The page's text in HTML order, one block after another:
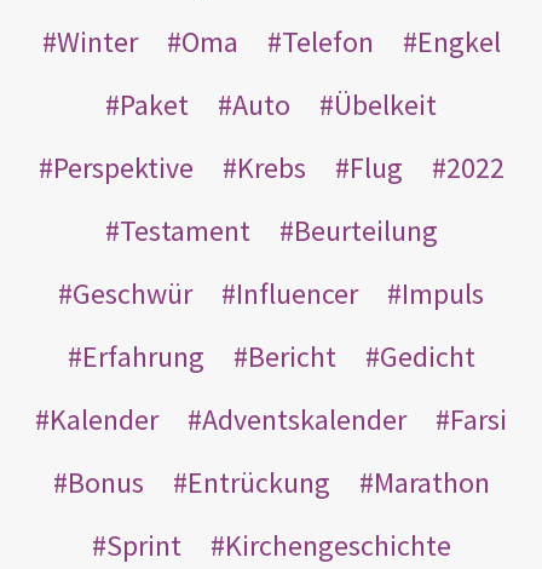
Winter
Oma Telefon
Engkel
Paket
Auto
Übelkeit
Perspektive
Krebs Flug
2022
Testament
Beurteilung
Geschwür
Influencer
Impuls
Erfahrung
Bericht
Gedicht
Kalender
Adventskalender
Farsi
Bonus
Entrückung
Marathon
Sprint
Kirchengeschichte